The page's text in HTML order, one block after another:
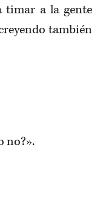
timar a la gente
también
no?».